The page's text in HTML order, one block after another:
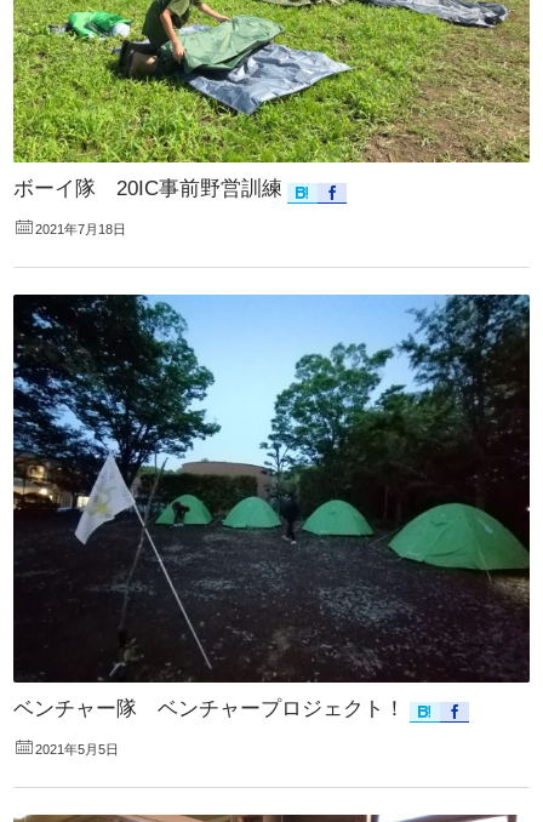
ボーイ隊 20IC事前野営訓練
2021年7月18日
ベンチャー隊 ベンチャープロジェクト！
2021年5月5日